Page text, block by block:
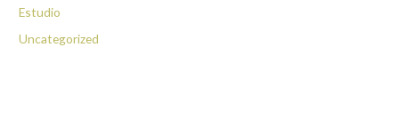
Estudio
Uncategorized